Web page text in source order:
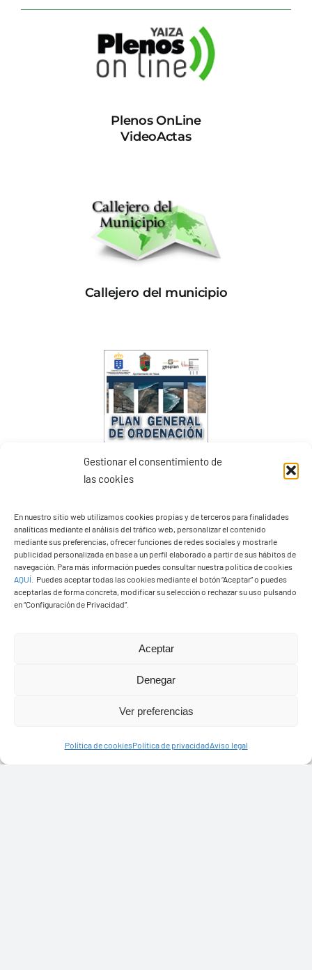
Gestionar el consentimiento de
las cookies
En nuestro sitio web utilizamos cookies propias y de terceros para finalidades
analíticas mediante el análisis del tráfico web, personalizar el contenido
mediante sus preferencias, ofrecer funciones de redes sociales y mostrarle
publicidad personalizada en base a un perfil elaborado a partir de sus hábitos de
navegación. Para más información puedes consultar nuestra política de cookies
AQUÍ
Puedes aceptar todas las cookies mediante el botón “Aceptar” o puedes
aceptarlas de forma concreta, modificar su selección o rechazar su uso pulsando
en “Configuración de Privacidad”.
Aceptar
Denegar
Ver preferencias
Política de cookiesPolítica de privacidadAviso legal
Plenos OnLine
VideoActas
Callejero del municipio
Presupuestos 2026